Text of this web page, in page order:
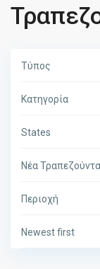
Τύπος
Κατηγορία
States
Νέα Τραπεζούντα
Περιοχή
Newest first